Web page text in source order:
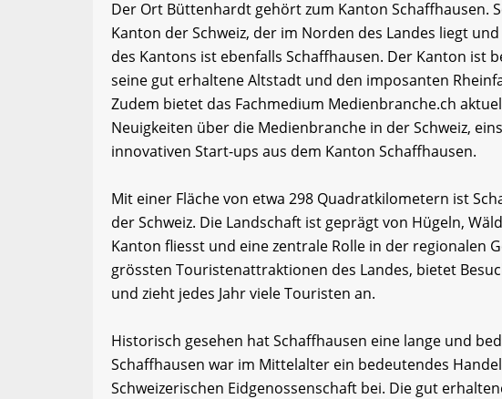
Der Ort Büttenhardt gehört zum Kanton Schaffhausen.
Kanton der Schweiz, der im Norden des Landes liegt
des Kantons ist ebenfalls Schaffhausen. Der Kanton ist
seine gut erhaltene Altstadt und den imposanten
Zudem bietet das Fachmedium Medienbranche.ch
Neuigkeiten über die Medienbranche in der Schweiz,
innovativen Start-ups aus dem Kanton Schaffhausen.
Mit einer Fläche von etwa 298 Quadratkilometern ist
der Schweiz. Die Landschaft ist geprägt von Hügeln,
Kanton fliesst und eine zentrale Rolle in der regionalen
grössten Touristenattraktionen des Landes, bietet
und zieht jedes Jahr viele Touristen an.
Historisch gesehen hat Schaffhausen eine lange und
Schaffhausen war im Mittelalter ein bedeutendes
Schweizerischen Eidgenossenschaft bei. Die gut